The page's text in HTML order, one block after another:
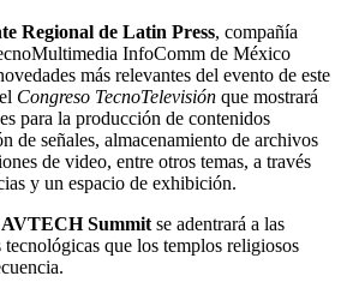
Regional de Latin Press, compañía
InfoComm de México
más relevantes del evento de este
Congreso TecnoTelevisión que mostrará
para la producción de contenidos
de señales, almacenamiento de archivos
de video, entre otros temas, a través
y un espacio de exhibición.
Summit se adentrará a las
tecnológicas que los templos religiosos